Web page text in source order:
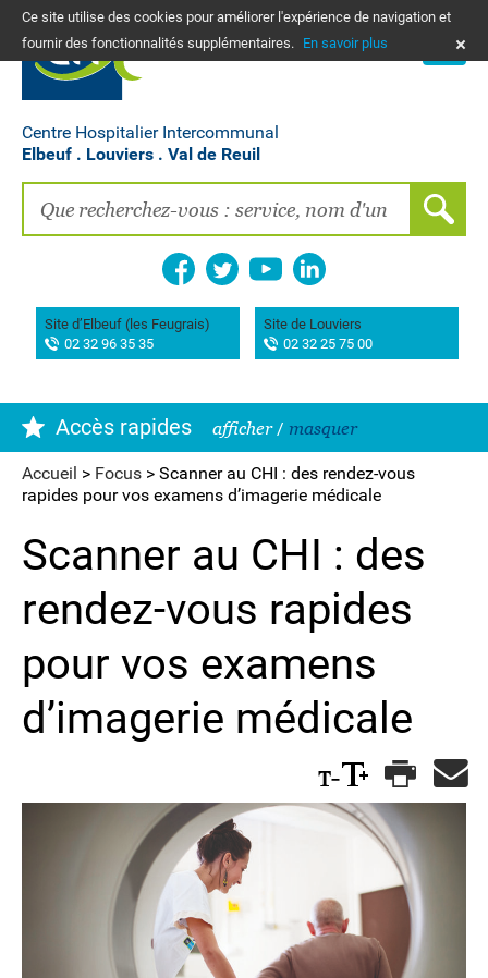
Ce site utilise des cookies pour améliorer l'expérience de navigation et
fournir des fonctionnalités supplémentaires. En savoir plus
Centre Hospitalier Intercommunal
Elbeuf . Louviers . Val de Reuil
Site d’Elbeuf (les Feugrais)
02 32 96 35 35
Site de Louviers
02 32 25 75 00
PLANS
PATIENTS, PROCHES, PROFESSIONNELS
EMPLOIS
Accès rapides afficher/ masquer
Vos frais de santé & paiement en ligne
Recherche clinique
La Maison des femmes
Association AIMES
Hôpital de Bourg-Achard Pierre Hurabielle
Accueil > Focus > Scanner au CHI : des rendez-vous
rapides pour vos examens d’imagerie médicale
Scanner au CHI : des
rendez-vous rapides
pour vos examens
d’imagerie médicale